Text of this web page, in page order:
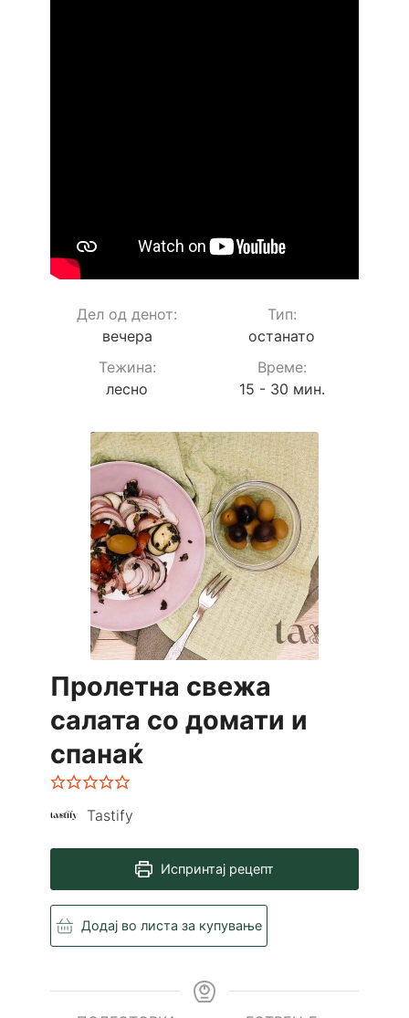
Дел од денот:
вечера
Тип:
останато
Teжина:
лесно
Време:
15 - 30 мин.
Пролетна свежа
салата со домати и
спанаќ
Tastify
Испринтај рецепт
Додај во листа за купување